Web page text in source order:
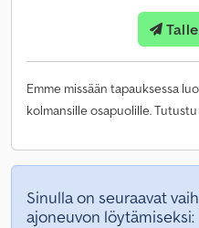
Emme missään tapauksessa
kolmansille osapuolille. Tutustu
Sinulla on seuraavat
ajoneuvon löytämiseksi: